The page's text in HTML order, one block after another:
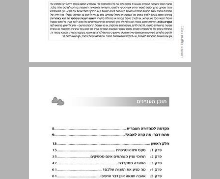
תוכן העניינים ... 3